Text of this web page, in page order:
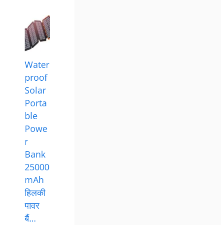
Water
proof
Solar
Porta
ble
Powe
r
Bank
25000
mAh
हिलकी
पावर
बैं…